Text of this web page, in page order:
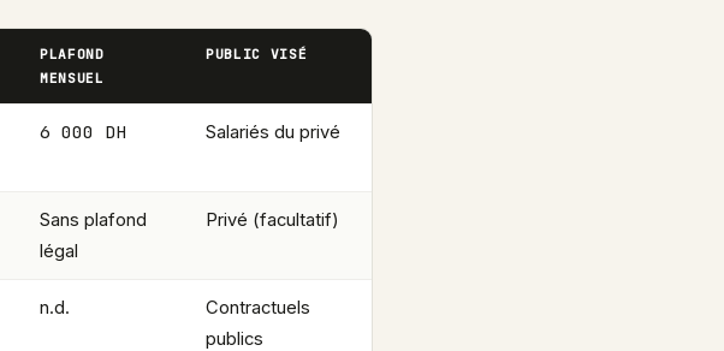
PLAFOND
MENSUEL
PUBLIC VISÉ
6 000 DH Salariés du privé
Sans plafond
légal
Privé (facultatif)
n.d.
Contractuels
publics